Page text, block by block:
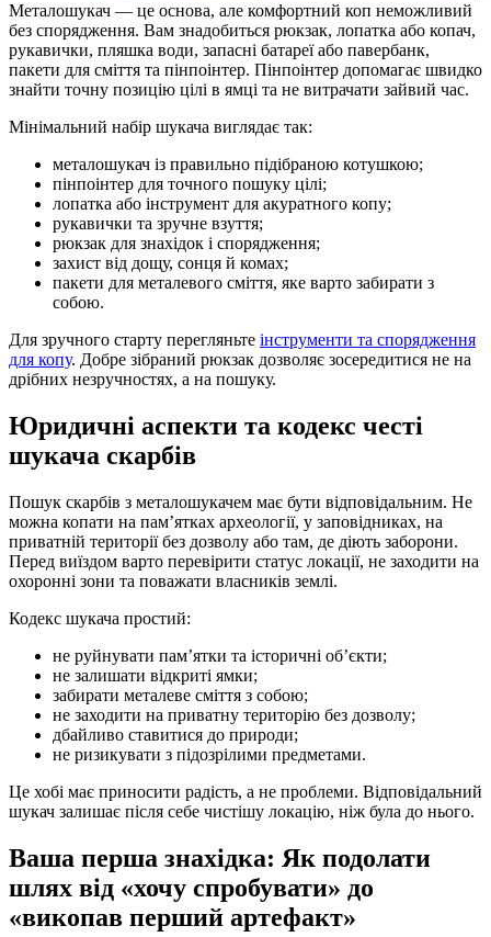
Металошукач — це основа, але комфортний коп неможливий
без спорядження. Вам знадобиться рюкзак, лопатка або копач,
рукавички, пляшка води, запасні батареї або павербанк,
пакети для сміття та пінпоінтер. Пінпоінтер допомагає швидко
знайти точну позицію цілі в ямці та не витрачати зайвий час.
Мінімальний набір шукача виглядає так:
металошукач із правильно підібраною котушкою;
пінпоінтер для точного пошуку цілі;
лопатка або інструмент для акуратного копу;
рукавички та зручне взуття;
рюкзак для знахідок і спорядження;
захист від дощу, сонця й комах;
пакети для металевого сміття, яке варто забирати з
собою.
Для зручного старту перегляньте інструменти та спорядження
для копу. Добре зібраний рюкзак дозволяє зосередитися не на
дрібних незручностях, а на пошуку.
Юридичні аспекти та кодекс честі
шукача скарбів
Пошук скарбів з металошукачем має бути відповідальним. Не
можна копати на пам’ятках археології, у заповідниках, на
приватній території без дозволу або там, де діють заборони.
Перед виїздом варто перевірити статус локації, не заходити на
охоронні зони та поважати власників землі.
Кодекс шукача простий:
не руйнувати пам’ятки та історичні об’єкти;
не залишати відкриті ямки;
забирати металеве сміття з собою;
не заходити на приватну територію без дозволу;
дбайливо ставитися до природи;
не ризикувати з підозрілими предметами.
Це хобі має приносити радість, а не проблеми. Відповідальний
шукач залишає після себе чистішу локацію, ніж була до нього.
Ваша перша знахідка: Як подолати
шлях від «хочу спробувати» до
«викопав перший артефакт»